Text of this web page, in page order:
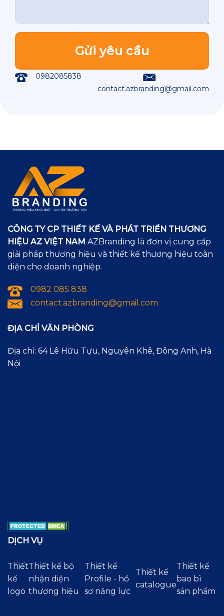
0982085838
contact.azbranding@gmail.com
CÔNG TY CP THIẾT KẾ VÀ PHÁT TRIỂN THƯƠNG
HIỆU AZ VIỆT NAM AZBranding là đơn vị cung cấp
giải pháp thương hiệu và thiết kế thương hiệu toàn
diện cho doanh nghiệp.
0982 085 838
contact.azbranding@gmail.com
ĐỊA CHỈ VĂN PHÒNG
Địa chỉ: 64 Lê Hữu Tựu, Nguyên Khê, Đông Anh, Hà
Nội
DỊCH VỤ
Thiết
kế
logo
Thiết kế bộ
nhận diện
thương hiệu
Thiết kế
Profile - hồ
sơ năng lực
Thiết kế
catalogue
Thiết kế
bao bì
sản phẩm